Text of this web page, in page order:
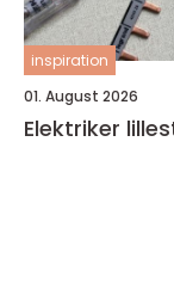
inspiration
01. August 2026